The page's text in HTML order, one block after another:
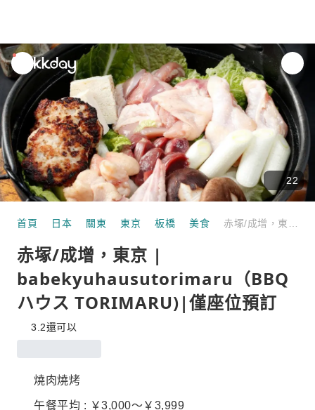
unread
notifications
22
首頁 日本 關東 東京 板橋 美食
赤塚/成增，東京 |
babekyuhausutorimaru（BBQ
ハウス TORIMARU)|僅座位預訂
3.2還可以
燒肉燒烤
午餐平均 : ￥3,000～￥3,999